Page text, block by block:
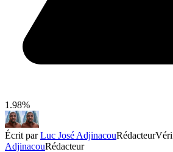
1.98%
Écrit parLuc José AdjinacouRédacteur
AdjinacouRédacteur